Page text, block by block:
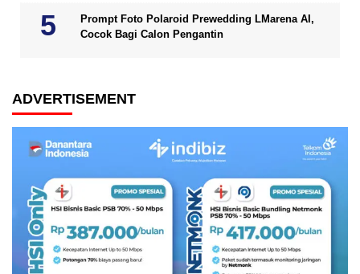
Prompt Foto Polaroid Prewedding LMarena AI,
Cocok Bagi Calon Pengantin
ADVERTISEMENT